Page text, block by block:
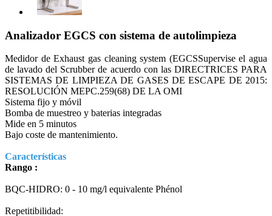
Analizador EGCS con sistema de autolimpieza
Medidor de Exhaust gas cleaning system (EGCSSupervise el agua
de lavado del Scrubber de acuerdo con las DIRECTRICES PARA
SISTEMAS DE LIMPIEZA DE GASES DE ESCAPE DE 2015:
RESOLUCIÓN MEPC.259(68) DE LA OMI
Sistema fijo y móvil
Bomba de muestreo y baterias integradas
Mide en 5 minutos
Bajo coste de mantenimiento.
Características
Rango :
BQC-HIDRO: 0 - 10 mg/l equivalente Phénol
Repetitibilidad: